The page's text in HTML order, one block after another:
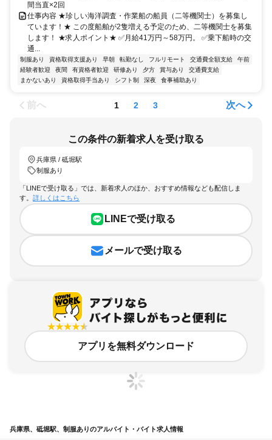
間当直×2回
仕事内容 ★珍しい海洋調査・作業船の船員（二等機関士）を募集し
ています！★ この度船舶が2隻増える予定のため、二等機関士を募集
します！ ★求人ポイント★ ✅月給41万円～58万円。 ✅乗下船時の交
通...
制服あり 資格取得支援あり 早朝 転勤なし フルリモート 交通費全額支給
午前
経験者歓迎
夜間 有資格者歓迎 研修あり 夕方 賞与あり
交通費支給
まかないあり
資格取得手当あり シフト制 深夜 食事補助あり
前へ 1 2 3 次へ
この条件の新着求人を受け取る
兵庫県 / 砥堀駅
制服あり
「LINEで受け取る」では、新着求人のほか、おすすめ情報なども配信しま
す。 詳しくはこちら
LINEで受け取る
メールで受け取る
アプリを無料ダウンロード
兵庫県、砥堀駅、制服ありのアルバイト・バイト求人情報